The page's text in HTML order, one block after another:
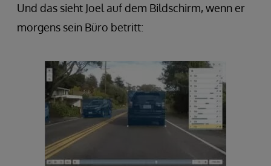
Und das sieht Joel auf dem Bildschirm, wenn er
morgens sein Büro betritt: